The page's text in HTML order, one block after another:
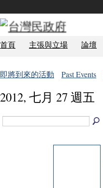
首頁 主張與立場 論壇
即將到來的活動 Past Events
2012, 七月 27 週五